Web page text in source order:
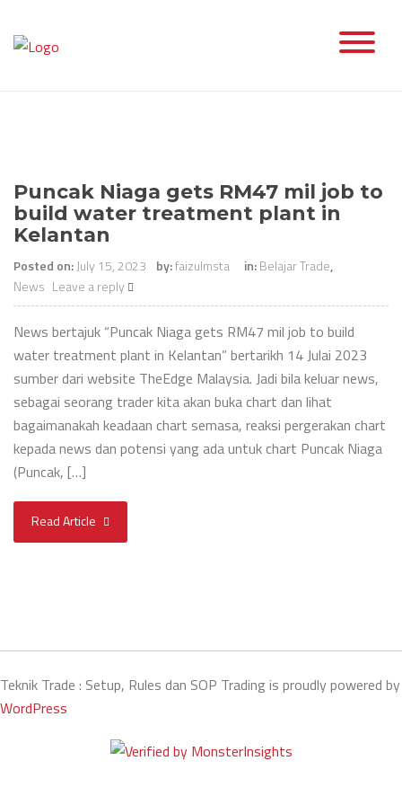
content
Puncak Niaga gets RM47 mil job to
build water treatment plant in
Kelantan
Posted on: July 15, 2023 by:faizulmsta in:Belajar Trade,
News Leave a reply
News bertajuk “Puncak Niaga gets RM47 mil job to build
water treatment plant in Kelantan” bertarikh 14 Julai 2023
sumber dari website TheEdge Malaysia. Jadi bila keluar news,
sebagai seorang trader kita akan buka chart dan lihat
bagaimanakah keadaan chart semasa, reaksi pergerakan chart
kepada news dan potensi yang ada untuk chart Puncak Niaga
(Puncak, […]
Read Article
Teknik Trade : Setup, Rules dan SOP Trading is proudly powered by
WordPress